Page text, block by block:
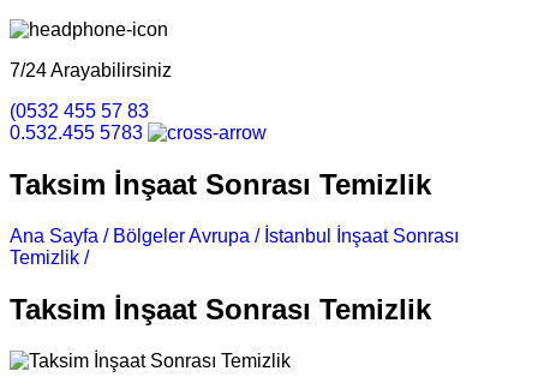
7/24 Arayabilirsiniz
(0532 455 57 83
0.532.455 5783
Taksim İnşaat Sonrası Temizlik
Ana Sayfa / Bölgeler Avrupa / İstanbul İnşaat Sonrası
Temizlik /
Taksim İnşaat Sonrası Temizlik